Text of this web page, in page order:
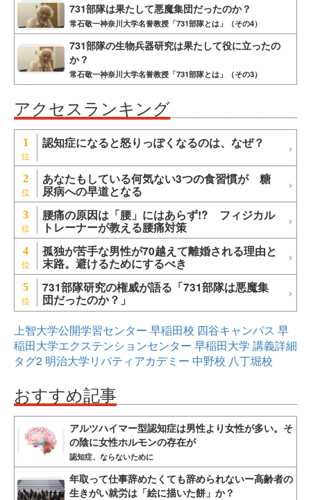
731部隊は果たして悪魔集団だったのか？
常石敬一神奈川大学名誉教授「731部隊とは」（その4）
731部隊の生物兵器研究は果たして役に立ったの
か？
常石敬一神奈川大学名誉教授「731部隊とは」（その3）
アクセスランキング
1 認知症になると怒りっぽくなるのは、なぜ？
2 あなたもしている何気ない3つの食習慣が 糖
尿病への早道となる
3 腰痛の原因は「腰」にはあらず!? フィジカル
トレーナーが教える腰痛対策
4 孤独が苦手な男性が70越えて離婚される理由と
末路。避けるためにするべき
5 731部隊研究の権威が語る「731部隊は悪魔集
団だったのか？」
上智大学公開学習センター 早稲田校 四谷キャンパス 早
稲田大学エクステンションセンター 早稲田大学 講義詳細
タグ2 明治大学リバティアカデミー 中野校 八丁堀校
おすすめ記事
アルツハイマー型認知症は男性より女性が多い。そ
の陰に女性ホルモンの存在が
認知症、ならないために
年取って仕事辞めたくても辞められないー高齢者の
生きがい就労は「絵に描いた餅」か？